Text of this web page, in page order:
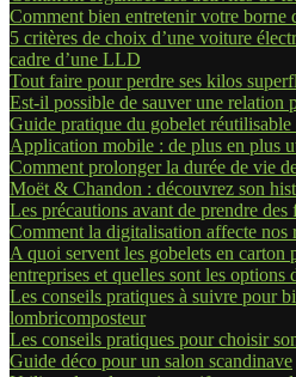
Comment bien entretenir votre borne
5 critères de choix d’une voiture
cadre d’une LLD
Tout faire pour perdre ses kilos
Est-il possible de sauver une relation
Guide pratique du gobelet réutilisable
Application mobile : de plus en plus
Comment prolonger la durée de vie
Moët & Chandon : découvrez son
Les précautions avant de prendre
Comment la digitalisation affecte nos
A quoi servent les gobelets en carton
entreprises et quelles sont les options
Les conseils pratiques à suivre pour
lombricomposteur
Les conseils pratiques pour choisir
Guide déco pour un salon scandinave